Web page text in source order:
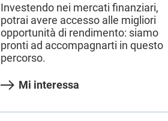
Investendo nei mercati finanziari,
potrai avere accesso alle migliori
opportunità di rendimento: siamo
pronti ad accompagnarti in questo
percorso.
Mi interessa